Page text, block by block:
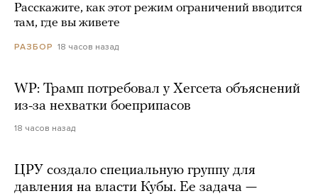
Расскажите, как этот режим ограничений вводится
там, где вы живете
РАЗБОР 18 часов назад
WP: Трамп потребовал у Хегсета объяснений
из-за нехватки боеприпасов
18 часов назад
ЦРУ создало специальную группу для
давления на власти Кубы. Ее задача —